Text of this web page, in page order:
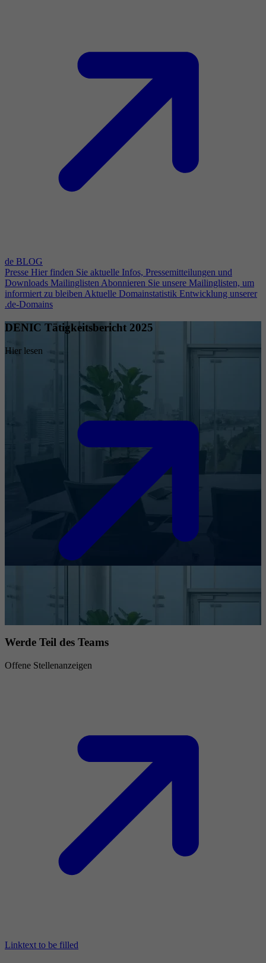
de BLOG
Presse Hier finden Sie aktuelle Infos, Pressemitteilungen und
Downloads Mailinglisten Abonnieren Sie unsere Mailinglisten, um
informiert zu bleiben Aktuelle Domainstatistik Entwicklung unserer
.de-Domains
DENIC Tätigkeitsbericht 2025
Hier lesen
Werde Teil des Teams
Offene Stellenanzeigen
Linktext to be filled